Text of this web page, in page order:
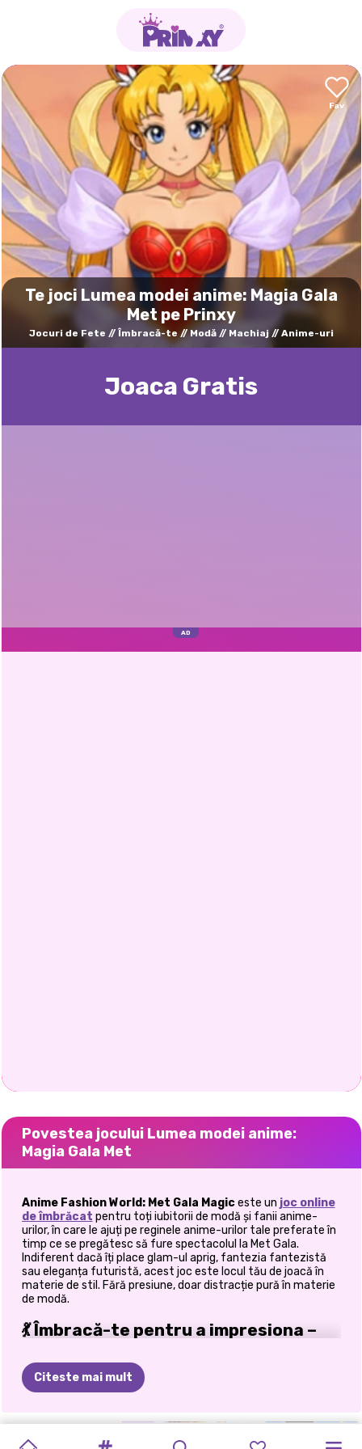
Te joci Lumea modei anime: Magia Gala
Met pe Prinxy
Jocuri de Fete Îmbracă-te Modă Machiaj Anime-uri
Joaca Gratis
Povestea jocului Lumea modei anime:
Magia Gala Met
Anime Fashion World: Met Gala Magiceste un joc online
de îmbrăcat pentru toți iubitorii de modă și fanii anime-
urilor, în care le ajuți pe reginele anime-urilor tale preferate în
timp ce se pregătesc să fure spectacolul la Met Gala.
Indiferent dacă îți place glam-ul aprig, fantezia fantezistă
sau eleganța futuristă, acest joc este locul tău de joacă în
materie de stil. Fără presiune, doar distracție pură în materie
de modă.
💃 Îmbracă-te pentru a impresiona –
Alătură-te lui Nezuko Kamado
șiNamiîn timp ce pășesc în lumea plină de farmec a
strălucitor. Fiecare personaj își aduce propria atmosferă
unică, iar sarcina ta este să-i stilizezi pentru cea mai mare
Citeste mai mult
STÂNGA
MODA FARMECE
ELLIE CELEBRITY ANIME